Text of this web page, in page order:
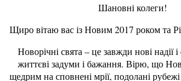
Шановні колеги!
Щиро вітаю вас із Новим 2017 роком та
Новорічні свята – це завжди нові надії
життєві задуми і бажання. Вірю, що
щедрим на сповнені мрії, подолані